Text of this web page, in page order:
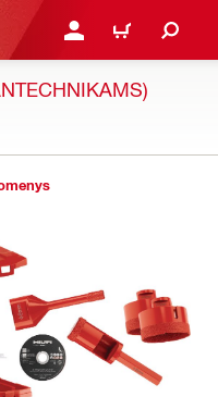
PRISIJUNGTI ARBA
PIRKINIŲ